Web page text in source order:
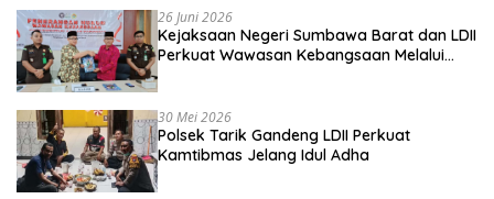
26 Juni 2026
Kejaksaan Negeri Sumbawa Barat dan LDII
Perkuat Wawasan Kebangsaan Melalui
30 Mei 2026
Polsek Tarik Gandeng LDII Perkuat
Kamtibmas Jelang Idul Adha